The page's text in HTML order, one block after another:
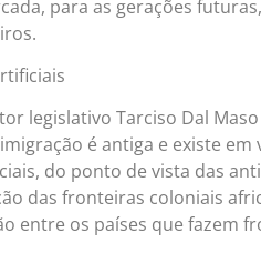
para as gerações
legislativo Tarciso Dal
é antiga e existe
do ponto de vista das
das fronteiras coloniais
entre os países que fazem